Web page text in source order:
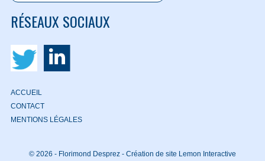
RÉSEAUX SOCIAUX
ACCUEIL
CONTACT
MENTIONS LÉGALES
© 2026 - Florimond Desprez - Création de site Lemon Interactive